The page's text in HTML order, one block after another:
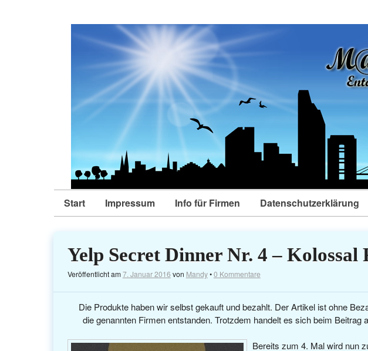
Start Impressum Info für Firmen Datenschutzerklärung
Yelp Secret Dinner Nr. 4 – Kolossal
Veröffentlicht am7. Januar 2016 von Mandy•0 Kommentare
Die Produkte haben wir selbst gekauft und bezahlt. Der Artikel ist ohne
die genannten Firmen entstanden. Trotzdem handelt es sich beim Beitrag
Bereits zum 4. Mal wird nun